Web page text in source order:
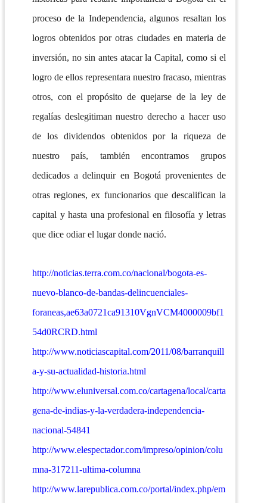
proceso de la Independencia, algunos resaltan los
logros obtenidos por otras ciudades en materia de
inversión, no sin antes atacar la Capital, como si el
logro de ellos representara nuestro fracaso, mientras
otros, con el propósito de quejarse de la ley de
regalías deslegitiman nuestro derecho a hacer uso
de los dividendos obtenidos por la riqueza de
nuestro país, también encontramos grupos
dedicados a delinquir en Bogotá provenientes de
otras regiones, ex funcionarios que descalifican la
capital y hasta una profesional en filosofía y letras
que dice odiar el lugar donde nació.
http://noticias.terra.com.co/nacional/bogota-es-
nuevo-blanco-de-bandas-delincuenciales-
foraneas,ae63a0721ca91310VgnVCM4000009bf1
54d0RCRD.html
http://www.noticiascapital.com/2011/08/barranquill
a-y-su-actualidad-historia.html
http://www.eluniversal.com.co/cartagena/local/carta
gena-de-indias-y-la-verdadera-independencia-
nacional-54841
http://www.elespectador.com/impreso/opinion/colu
mna-317211-ultima-columna
http://www.larepublica.com.co/portal/index.php/em